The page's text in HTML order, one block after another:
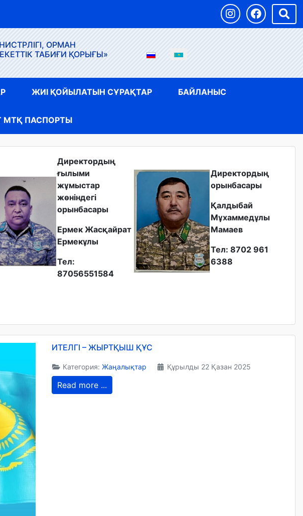
ОРМАН
ТАБИҒИ ҚОРЫҒЫ»
ЖИІ ҚОЙЫЛАТЫН СҰРАҚТАР БАЙЛАНЫС
МТҚ ПАСПОРТЫ
Директордың
ғылыми
жұмыстар
жөніндегі
орынбасары
Ермек Жасқайрат
Ермекұлы
Тел:
87056551584
Директордың
орынбасары
Қалдыбай
Мұхаммедұлы
Мамаев
Тел: 8702 961
6388
ИТЕЛГІ – ЖЫРТҚЫШ ҚҰС
Категория: Жаңалықтар Құрылды 22 Қазан 2025
Read more ...